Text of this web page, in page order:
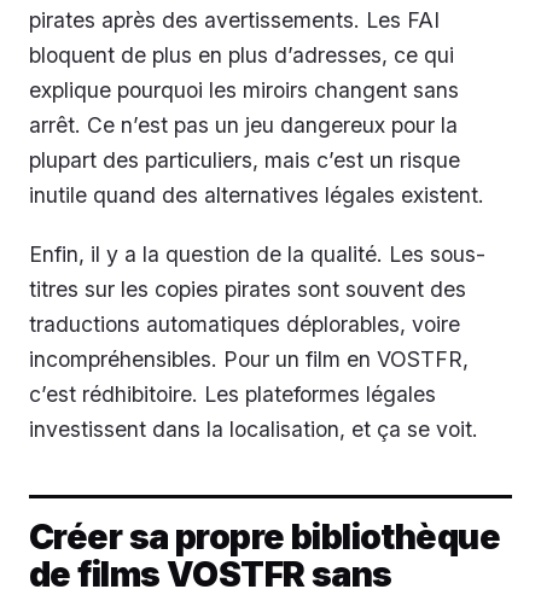
pirates après des avertissements. Les FAI
bloquent de plus en plus d’adresses, ce qui
explique pourquoi les miroirs changent sans
arrêt. Ce n’est pas un jeu dangereux pour la
plupart des particuliers, mais c’est un risque
inutile quand des alternatives légales existent.
Enfin, il y a la question de la qualité. Les sous-
titres sur les copies pirates sont souvent des
traductions automatiques déplorables, voire
incompréhensibles. Pour un film en VOSTFR,
c’est rédhibitoire. Les plateformes légales
investissent dans la localisation, et ça se voit.
Créer sa propre bibliothèque
de films VOSTFR sans